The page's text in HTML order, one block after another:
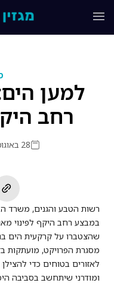
למען
רחב
28 באוגוסט 2025
רשות הטבע והגנים, משרד
במבצע רחב היקף לפינוי
שהצטברו על קרקעית הים
לאזורים בטוחים כדי
ומודרני שיתחשב בסביבה